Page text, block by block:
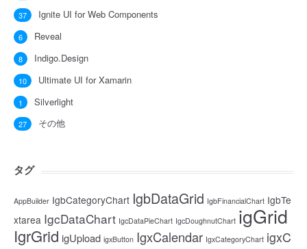
Ignite UI for Web Components
37
Reveal
6
Indigo.Design
8
Ultimate UI for Xamarin
10
Silverlight
1
その他
27
タグ
AppBuilder IgbCategoryChart IgbDataGrid IgbFinancialChart IgbTe
xtarea IgcDataChart IgcDataPieChart IgcDoughnutChart igGrid
IgrGrid igUpload igxButton IgxCalendar IgxCategoryChart igxC